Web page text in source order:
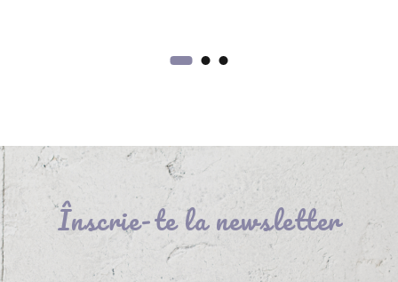
Înscrie-te la newsletter